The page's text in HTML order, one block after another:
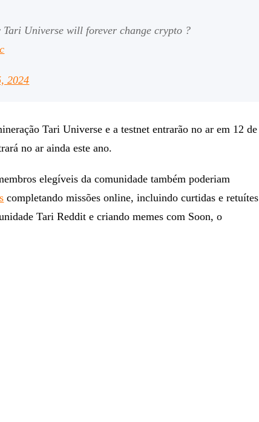
Tari Universe will forever change crypto ?
2024
Tari Universe e a testnet entrarão no ar em 12 de
no ar ainda este ano.
elegíveis da comunidade também poderiam
completando missões online, incluindo curtidas e retuítes
Tari Reddit e criando memes com Soon, o